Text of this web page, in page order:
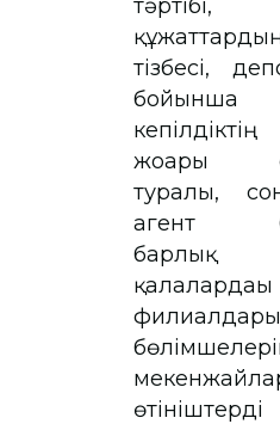
тәртібі,
тізбесі,
бойынша
жоғары
туралы,
агент
барлық
қалалардағы